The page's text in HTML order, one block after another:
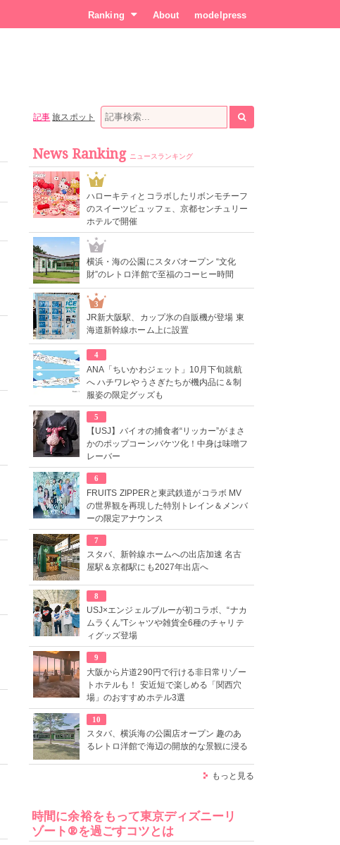
Ranking About modelpress
記事 旅スポット
News Ranking ニュースランキング
1
ハローキティとコラボしたリボンモチーフ
のスイーツビュッフェ、京都センチュリー
ホテルで開催
2
横浜・海の公園にスタバオープン “文化
財”のレトロ洋館で至福のコーヒー時間
3
JR新大阪駅、カップ氷の自販機が登場 東
海道新幹線ホーム上に設置
4
ANA「ちいかわジェット」10月下旬就航
へ ハチワレやうさぎたちが機内品に＆制
服姿の限定グッズも
5
【USJ】バイオの捕食者“リッカー”がまさ
かのポップコーンバケツ化！中身は味噌フ
レーバー
6
FRUITS ZIPPERと東武鉄道がコラボ MV
の世界観を再現した特別トレイン＆メンバ
ーの限定アナウンス
7
スタバ、新幹線ホームへの出店加速 名古
屋駅＆京都駅にも2027年出店へ
8
USJ×エンジェルブルーが初コラボ、“ナカ
ムラくん”Tシャツや雑貨全6種のチャリテ
ィグッズ登場
9
大阪から片道290円で行ける非日常リゾー
トホテルも！ 安近短で楽しめる「関西穴
場」のおすすめホテル3選
10
スタバ、横浜海の公園店オープン 趣のあ
るレトロ洋館で海辺の開放的な景観に浸る
もっと見る
時間に余裕をもって東京ディズニーリ
ゾート®を過ごすコツとは